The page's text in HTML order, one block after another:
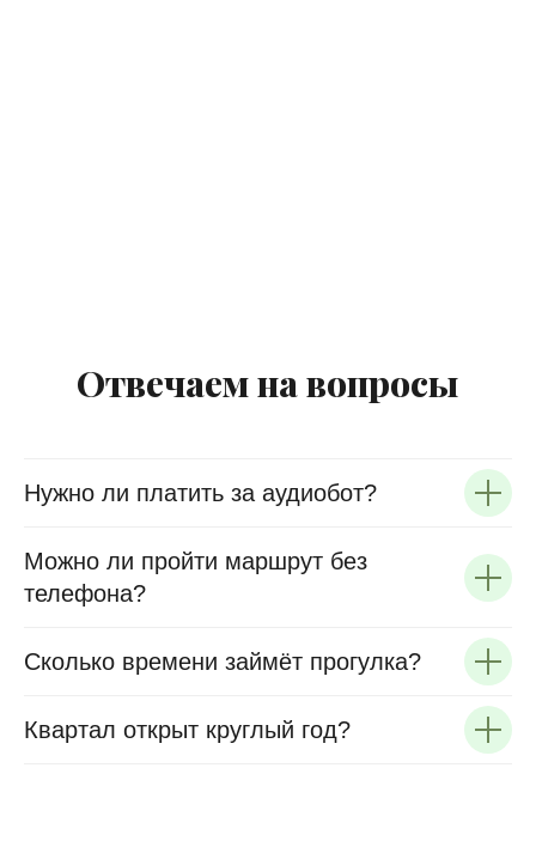
Отвечаем на вопросы
Нужно ли платить за аудиобот?
Можно ли пройти маршрут без
телефона?
Сколько времени займёт прогулка?
Квартал открыт круглый год?